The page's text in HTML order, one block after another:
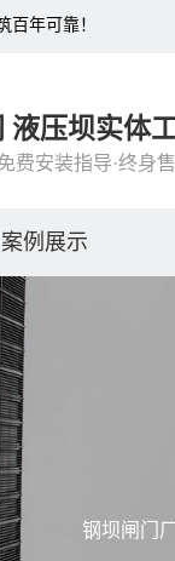
年可靠！
液压坝实体
费安装指导·终身
案例展示
钢坝闸门